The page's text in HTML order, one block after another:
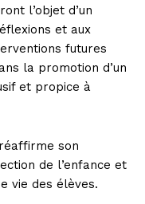
l’objet d’un
et aux
futures
la promotion d’un
et propice à
son
de l’enfance et
vie des élèves.